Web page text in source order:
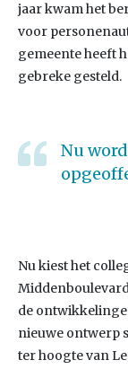
jaar kwam het
voor
gemeente heeft
gebreke gesteld.
Nu
Nu kiest het
de
nieuwe ontwerp
ter hoogte van